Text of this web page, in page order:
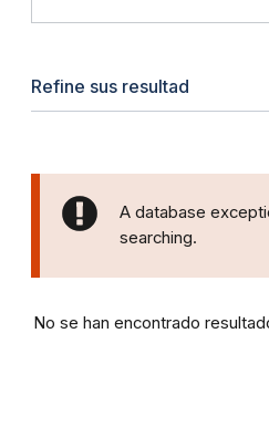
Refine sus resultad
A database
searching.
No se han encontrado